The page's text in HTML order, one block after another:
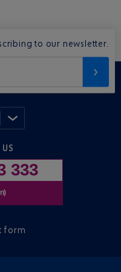
to our newsletter.
333
form